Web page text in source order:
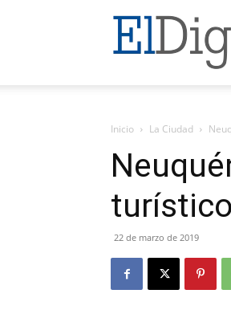
El
Digital
Neuquen
Inicio La Ciudad
turístico
22 de marzo de 2019